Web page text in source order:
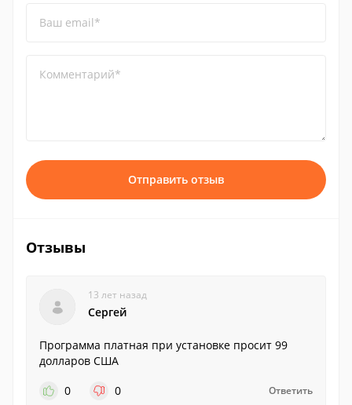
Ваш email*
Комментарий*
Отправить отзыв
Отзывы
13 лет назад
Сергей
Программа платная при установке просит 99
долларов США
0
0 Ответить